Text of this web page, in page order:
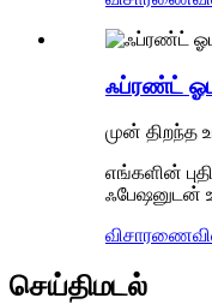
ஃப்ரண்ட்
முன் திறந்த
எங்களின்
ஃபேஷனுடன்
விசாரணை
செய்திமடல்